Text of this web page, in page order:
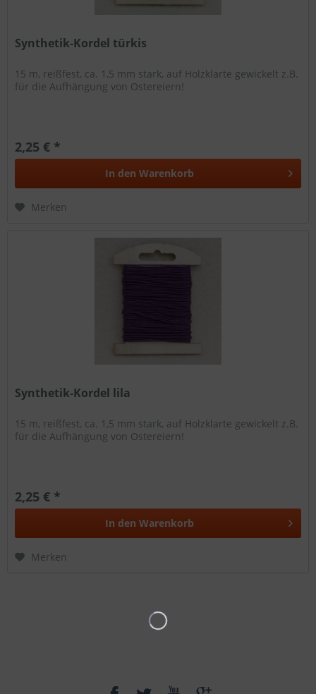
Synthetik-Kordel türkis
15 m, reißfest, ca. 1,5 mm stark, auf Holzklarte gewickelt z.B.
für die Aufhängung von Ostereiern!
2,25 € *
In den Warenkorb
Merken
Synthetik-Kordel lila
15 m, reißfest, ca. 1,5 mm stark, auf Holzklarte gewickelt z.B.
für die Aufhängung von Ostereiern!
2,25 € *
In den Warenkorb
Merken